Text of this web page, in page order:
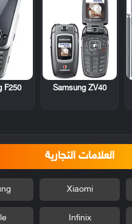
Samsung ZV40
F250
العلامات التجارية
Xiaomi
Infinix